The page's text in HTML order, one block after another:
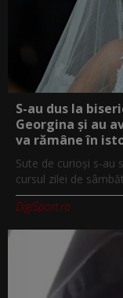
S-au dus la
Georgina și au
va rămâne în
Sute de curioși s-au
cursul zilei de
DigiSport.ro